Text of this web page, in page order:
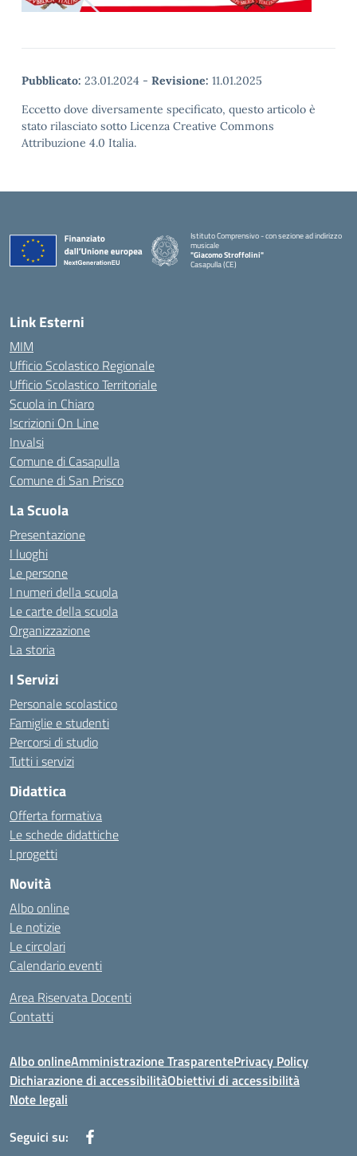
Pubblicato: 23.01.2024 - Revisione: 11.01.2025
Eccetto dove diversamente specificato, questo articolo è
stato rilasciato sotto Licenza Creative Commons
Attribuzione 4.0 Italia.
Istituto Comprensivo - con sezione ad indirizzo
musicale
"Giacomo Stroffolini"
Casapulla (CE)
Link Esterni
MIM
Ufficio Scolastico Regionale
Ufficio Scolastico Territoriale
Scuola in Chiaro
Iscrizioni On Line
Invalsi
Comune di Casapulla
Comune di San Prisco
La Scuola
Presentazione
I luoghi
Le persone
I numeri della scuola
Le carte della scuola
Organizzazione
La storia
I Servizi
Personale scolastico
Famiglie e studenti
Percorsi di studio
Tutti i servizi
Didattica
Offerta formativa
Le schede didattiche
I progetti
Novità
Albo online
Le notizie
Le circolari
Calendario eventi
Area Riservata Docenti
Contatti
Albo onlineAmministrazione TrasparentePrivacy Policy
Dichiarazione di accessibilitàObiettivi di accessibilità
Note legali
Seguici su: